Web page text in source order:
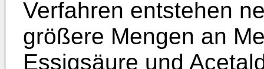
Verfahren entstehen
größere Mengen an
Essigsäure und